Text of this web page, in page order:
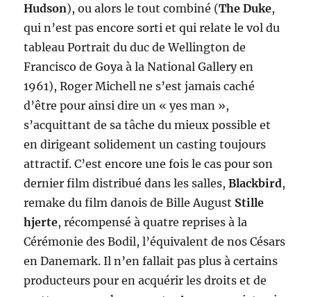
Hudson), ou alors le tout combiné (The Duke,
qui n’est pas encore sorti et qui relate le vol du
tableau Portrait du duc de Wellington de
Francisco de Goya à la National Gallery en
1961), Roger Michell ne s’est jamais caché
d’être pour ainsi dire un « yes man »,
s’acquittant de sa tâche du mieux possible et
en dirigeant solidement un casting toujours
attractif. C’est encore une fois le cas pour son
dernier film distribué dans les salles,Blackbird,
remake du film danois de Bille August Stille
hjerte, récompensé à quatre reprises à la
Cérémonie des Bodil, l’équivalent de nos Césars
en Danemark. Il n’en fallait pas plus à certains
producteurs pour en acquérir les droits et de